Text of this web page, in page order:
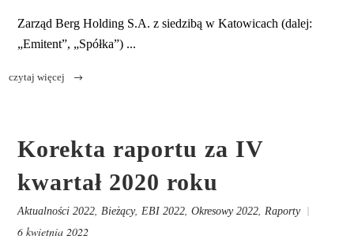
Zarząd Berg Holding S.A. z siedzibą w Katowicach (dalej:
„Emitent”, „Spółka”) ...
Korekta raportu za IV
kwartał 2020 roku
Aktualności 2022 Bieżący, EBI 2022 ,Okresowy 2022 Raporty
6 kwietnia 2022